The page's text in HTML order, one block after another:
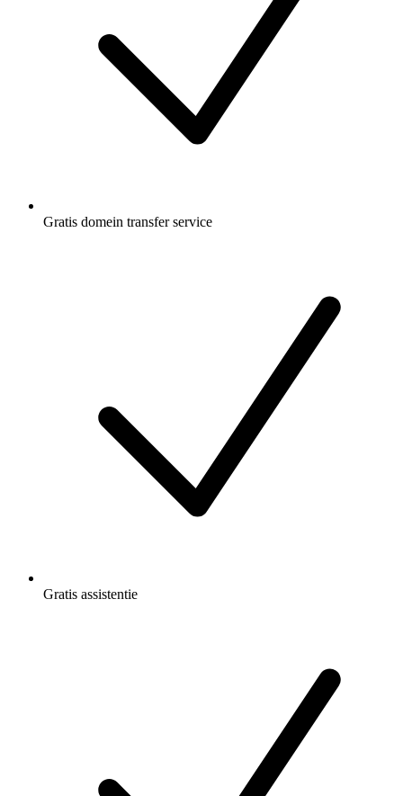
Gratis domein transfer service
Gratis assistentie